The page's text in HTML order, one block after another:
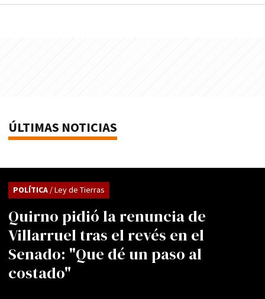
ÚLTIMAS NOTICIAS
Quirno pidió la renuncia de
Villarruel tras el revés en el
Senado: "Que dé un paso al
costado"
POLÍTICA/ Ley de Tierras